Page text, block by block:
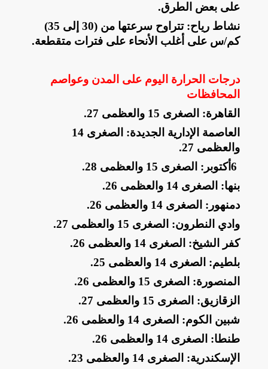
على بعض الطرق.
​نشاط رياح: تتراوح سرعتها من (30 إلى 35)
كم/س على أغلب الأنحاء على فترات متقطعة.
درجات الحرارة اليوم على المدن وعواصم
المحافظات
​القاهرة: الصغرى 15 والعظمى 27
.
​العاصمة الإدارية الجديدة: الصغرى 14
والعظمى 27
.
​6أكتوبر: الصغرى 15 والعظمى 28
.
​بنها: الصغرى 14 والعظمى 26
.
​دمنهور: الصغرى 14 والعظمى 26
.
​وادي النطرون: الصغرى 15 والعظمى 27
.
​كفر الشيخ: الصغرى 14 والعظمى 26
.
​بلطيم: الصغرى 14 والعظمى 25
.
​المنصورة: الصغرى 15 والعظمى 26
.
​الزقازيق: الصغرى 15 والعظمى 27
.
​شبين الكوم: الصغرى 14 والعظمى 26
.
​طنطا: الصغرى 14 والعظمى 26
.
​الإسكندرية: الصغرى 14 والعظمى 23
.